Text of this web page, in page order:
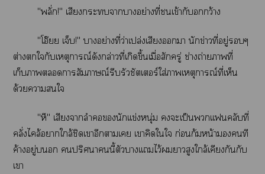
"พลั่ก!" เสียงะาาอย่างที่เข้ากับกว้าง
"โอ๊ยย เจ็บ!" าอย่างที่ว่าเปล่งเสียงา นักข่าวที่อยู่ๆ
ต่างใกับเหตุการณ์ดังกล่าวที่เกิดขึ้นเมื่อสักครู่ ช่างถ่ายาที่
เก็บาาสัมภาษณ์รีบรัวชัตเอร์ใส่าเหตุการณ์ที่เห็น
ด้วยาใ
"หึ" เสียงาลำนักเเข่งหนุ่ม ะเป็นเเฟลับที่
คลั่งไคล้าใกล้ชิดเาอีกาเ เาคิดใใ ก่อนก้มหน้าคนที
ค้างอยู่ ปริศนานี้ตัวาเเไว้าสูงใกล้เคียงกันกับ
เา